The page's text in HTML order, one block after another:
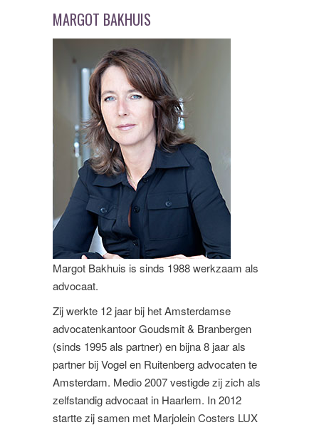
MARGOT BAKHUIS
Margot Bakhuis is sinds 1988 werkzaam als
advocaat.
Zij werkte 12 jaar bij het Amsterdamse
advocatenkantoor Goudsmit & Branbergen
(sinds 1995 als partner) en bijna 8 jaar als
partner bij Vogel en Ruitenberg advocaten te
Amsterdam. Medio 2007 vestigde zij zich als
zelfstandig advocaat in Haarlem. In 2012
startte zij samen met Marjolein Costers LUX